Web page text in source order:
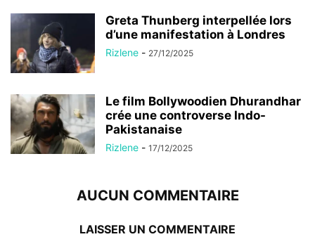
Greta Thunberg interpellée lors
d’une manifestation à Londres
Rizlene - 27/12/2025
Le film Bollywoodien Dhurandhar
crée une controverse Indo-
Pakistanaise
Rizlene - 17/12/2025
AUCUN COMMENTAIRE
LAISSER UN COMMENTAIRE